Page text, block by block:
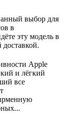
выбор для
в
эту модель в
Apple
и лёгкий
все